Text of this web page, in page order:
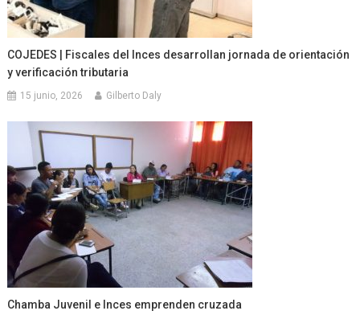
COJEDES | Fiscales del Inces desarrollan jornada de orientación
y verificación tributaria
15 junio, 2026 Gilberto Daly
Chamba Juvenil e Inces emprenden cruzada